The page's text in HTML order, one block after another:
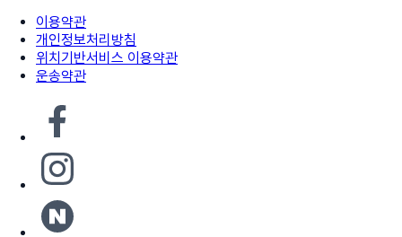
이용약관
개인정보처리방침
위치기반서비스 이용약관
운송약관